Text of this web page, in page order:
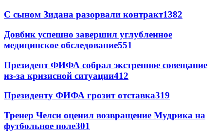
С сыном Зидана разорвали контракт1382
Довбик успешно завершил углубленное
медицинское обследование551
Президент ФИФА собрал экстренное совещание
из-за кризисной ситуации412
Президенту ФИФА грозит отставка319
Тренер Челси оценил возвращение Мудрика на
футбольное поле301